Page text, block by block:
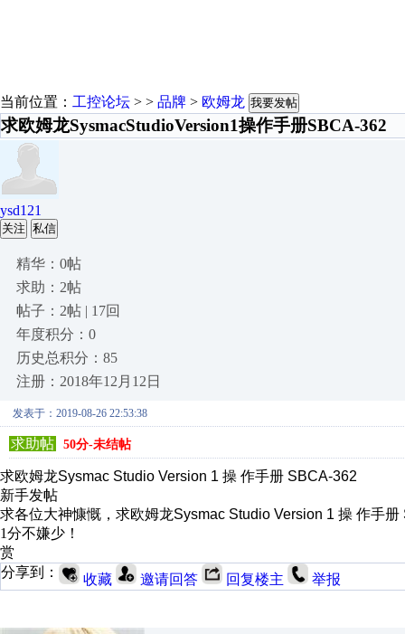
当前位置： 工控论坛 > > 品牌 > 欧姆龙 我要发帖
求欧姆龙SysmacStudioVersion1操作手册SBCA-362
ysd121
关注 私信
精华：0帖
求助：2帖
帖子：2帖 | 17回
年度积分：0
历史总积分：85
注册：2018年12月12日
发表于：2019-08-26 22:53:38
求助帖 50分-未结帖
求欧姆龙Sysmac Studio Version 1 操 作手册 SBCA-362
新手发帖
求各位大神慷慨， 求欧姆龙Sysmac Studio Version 1 操 作手册
1分不嫌少！
赏
分享到：
收藏 邀请回答 回复楼主 举报